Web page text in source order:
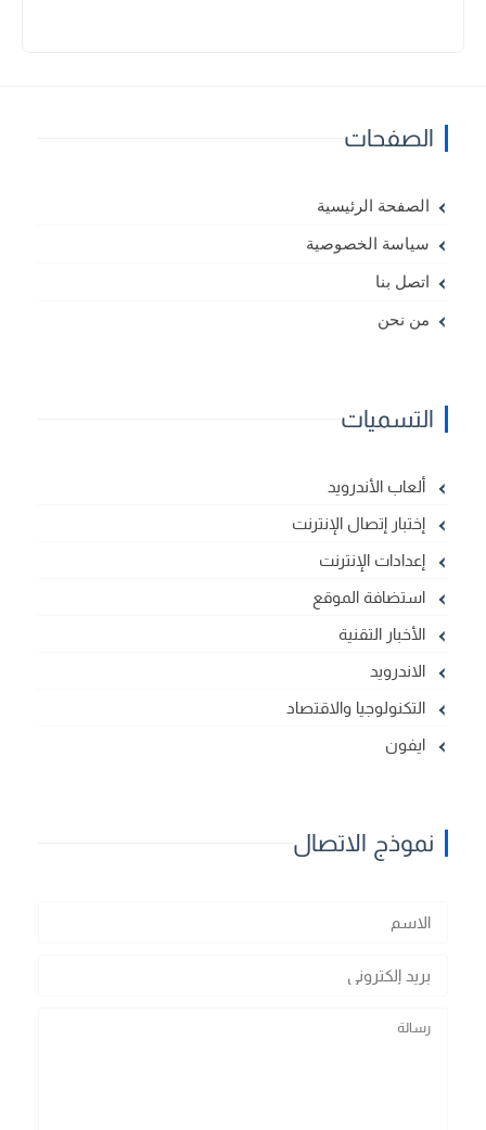
الصفحات
الصفحة الرئيسية
سياسة الخصوصية
اتصل بنا
من نحن
التسميات
ألعاب الأندرويد
إختبار إتصال الإنترنت
إعدادات الإنترنت
استضافة الموقع
الأخبار التقنية
الاندرويد
التكنولوجيا والاقتصاد
ايفون
نموذج الاتصال